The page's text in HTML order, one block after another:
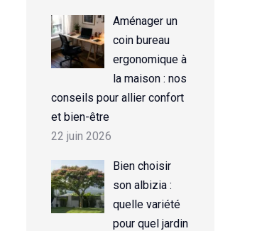
Aménager un
coin bureau
ergonomique à
la maison : nos
conseils pour allier confort
et bien-être
22 juin 2026
Bien choisir
son albizia :
quelle variété
pour quel jardin